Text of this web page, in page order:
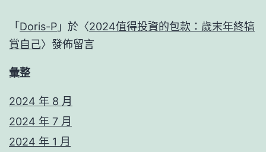
「Doris-P 」於〈2024值得投資的包款：歲末年終犒
賞自己〉發佈留言
彙整
2024 年 8 月
2024 年 7 月
2024 年 1 月